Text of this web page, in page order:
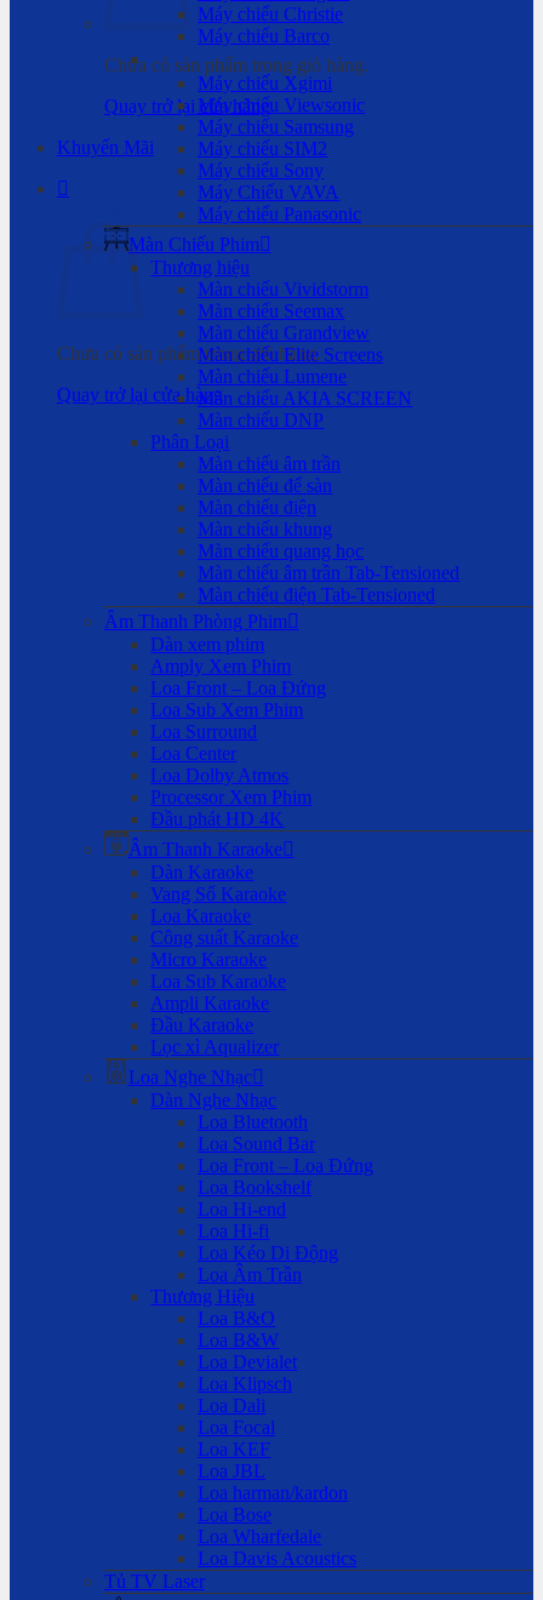
Chưa có sản phẩm trong giỏ hàng.
Quay trở lại cửa hàng
Khuyến Mãi
Chưa có sản phẩm trong giỏ hàng.
Quay trở lại cửa hàng
Máy chiếu Christie
Máy chiếu Barco
Máy chiếu Xgimi
Máy chiếu Viewsonic
Máy chiếu Samsung
Máy chiếu SIM2
Máy chiếu Sony
Máy Chiếu VAVA
Máy chiếu Panasonic
Màn Chiếu Phim
Thương hiệu
Màn chiếu Vividstorm
Màn chiếu Seemax
Màn chiếu Grandview
Màn chiếu Elite Screens
Màn chiếu Lumene
Màn chiếu AKIA SCREEN
Màn chiếu DNP
Phân Loại
Màn chiếu âm trần
Màn chiếu để sàn
Màn chiếu điện
Màn chiếu khung
Màn chiếu quang học
Màn chiếu âm trần Tab-Tensioned
Màn chiếu điện Tab-Tensioned
Âm Thanh Phòng Phim
Dàn xem phim
Amply Xem Phim
Loa Front – Loa Đứng
Loa Sub Xem Phim
Loa Surround
Loa Center
Loa Dolby Atmos
Processor Xem Phim
Đầu phát HD 4K
Âm Thanh Karaoke
Dàn Karaoke
Vang Số Karaoke
Loa Karaoke
Công suất Karaoke
Micro Karaoke
Loa Sub Karaoke
Ampli Karaoke
Đầu Karaoke
Lọc xì Aqualizer
Loa Nghe Nhạc
Dàn Nghe Nhạc
Loa Bluetooth
Loa Sound Bar
Loa Front – Loa Đứng
Loa Bookshelf
Loa Hi-end
Loa Hi-fi
Loa Kéo Di Động
Loa Âm Trần
Thương Hiệu
Loa B&O
Loa B&W
Loa Devialet
Loa Klipsch
Loa Dali
Loa Focal
Loa KEF
Loa JBL
Loa harman/kardon
Loa Bose
Loa Wharfedale
Loa Davis Acoustics
Tủ TV Laser